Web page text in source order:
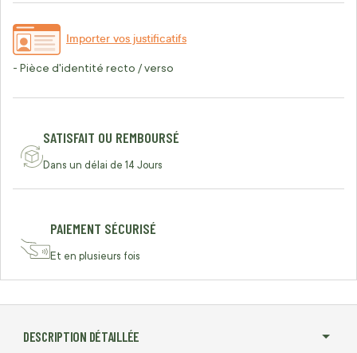
Importer vos justificatifs
- Pièce d'identité recto / verso
SATISFAIT OU REMBOURSÉ
Dans un délai de 14 Jours
PAIEMENT SÉCURISÉ
Et en plusieurs fois
DESCRIPTION DÉTAILLÉE